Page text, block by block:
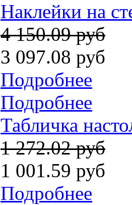
Наклейки на
4 150.09 руб
3 097.08 руб
Подробнее
Подробнее
Табличка
1 272.02 руб
1 001.59 руб
Подробнее